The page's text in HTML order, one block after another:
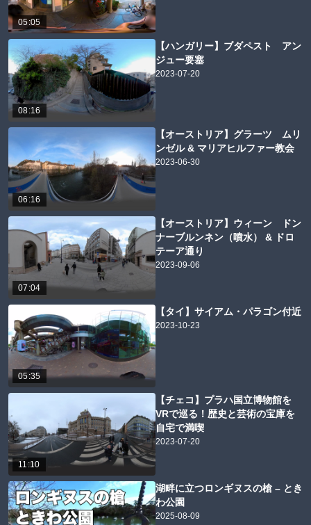
05:05
08:16
【ハンガリー】ブダペスト アン
ジュー要塞
2023-07-20
06:16
【オーストリア】グラーツ ムリ
ンゼル & マリアヒルファー教会
2023-06-30
07:04
【オーストリア】ウィーン ドン
ナーブルンネン（噴水） & ドロ
テーア通り
2023-09-06
05:35
【タイ】サイアム・パラゴン付近
2023-10-23
11:10
【チェコ】プラハ国立博物館を
VRで巡る！歴史と芸術の宝庫を
自宅で満喫
2023-07-20
湖畔に立つロンギヌスの槍 – とき
わ公園
2025-08-09